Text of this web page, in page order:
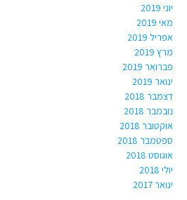
יוני 2019
מאי 2019
אפריל 2019
מרץ 2019
פברואר 2019
ינואר 2019
דצמבר 2018
נובמבר 2018
אוקטובר 2018
ספטמבר 2018
אוגוסט 2018
יולי 2018
ינואר 2017